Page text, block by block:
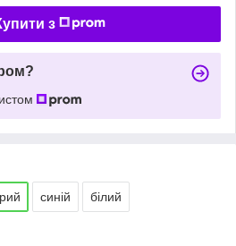
з
синій білий